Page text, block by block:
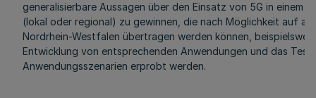
generalisierbare Aussagen über den Einsatz von 5G in einem
(lokal oder regional) zu gewinnen, die nach Möglichkeit auf
Nordrhein-Westfalen übertragen werden können,
Entwicklung von entsprechenden Anwendungen und das
Anwendungsszenarien erprobt werden.